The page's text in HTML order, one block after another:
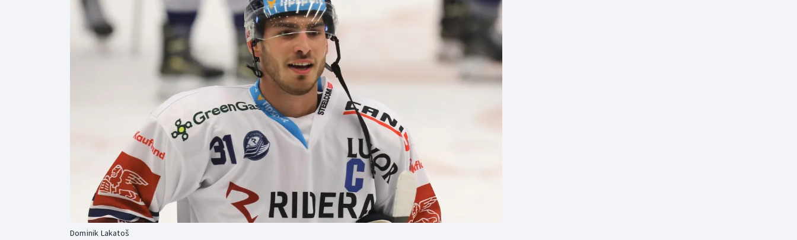
Dostihy
Florbal
Futsal
Golf
Gymnastika
Moderní pětiboj
Motorsport
Olympijské hry
Parasport
Plavání
Plážový volejbal
Triatlon
Vodní slalom
Volejbal
Dominik Lakatoš